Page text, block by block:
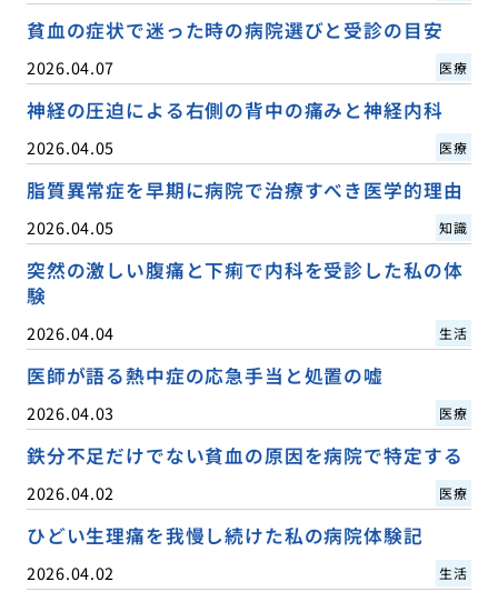
貧血の症状で迷った時の病院選びと受診の目安
2026.04.07 医療
神経の圧迫による右側の背中の痛みと神経内科
2026.04.05 医療
脂質異常症を早期に病院で治療すべき医学的理由
2026.04.05 知識
突然の激しい腹痛と下痢で内科を受診した私の体
験
2026.04.04 生活
医師が語る熱中症の応急手当と処置の嘘
2026.04.03 医療
鉄分不足だけでない貧血の原因を病院で特定する
2026.04.02 医療
ひどい生理痛を我慢し続けた私の病院体験記
2026.04.02 生活